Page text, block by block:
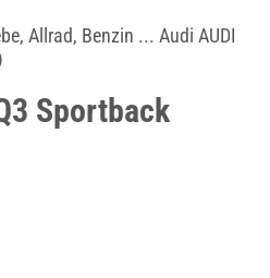
Allrad, Benzin ... Audi AUDI
Sportback